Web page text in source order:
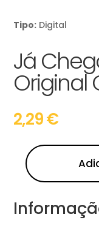
Tipo: Digital
Já
Original
2,29€